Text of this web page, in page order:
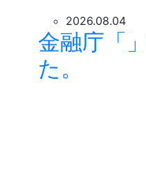
2026.08.04
金融庁「
た。